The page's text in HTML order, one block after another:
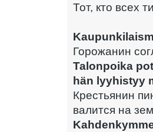
Тот, кто всех
Горожанин
Talonpoika
hän lyyhistyy
Крестьянин
валится на